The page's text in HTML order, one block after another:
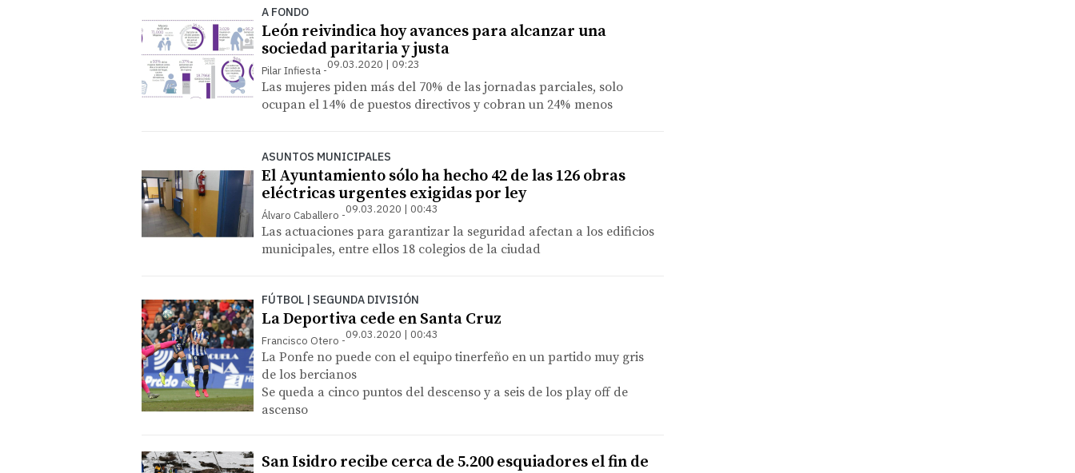
A FONDO
León reivindica hoy avances para alcanzar una
sociedad paritaria y justa
Pilar Infiesta 09.03.2020 | 09:23
Las mujeres piden más del 70% de las jornadas parciales, solo
ocupan el 14% de puestos directivos y cobran un 24% menos
ASUNTOS MUNICIPALES
El Ayuntamiento sólo ha hecho 42 de las 126 obras
eléctricas urgentes exigidas por ley
Álvaro Caballero 09.03.2020 | 00:43
Las actuaciones para garantizar la seguridad afectan a los edificios
municipales, entre ellos 18 colegios de la ciudad
FÚTBOL | SEGUNDA DIVISIÓN
La Deportiva cede en Santa Cruz
Francisco Otero 09.03.2020 | 00:43
La Ponfe no puede con el equipo tinerfeño en un partido muy gris
de los bercianos
Se queda a cinco puntos del descenso y a seis de los play off de
ascenso
San Isidro recibe cerca de 5.200 esquiadores el fin de